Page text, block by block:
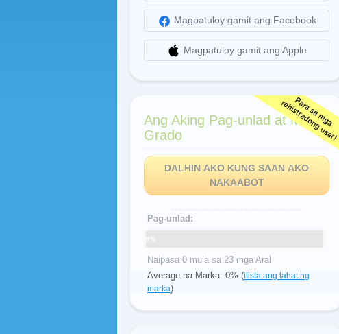
Magpatuloy gamit ang Facebook
Magpatuloy gamit ang Apple
Ang Aking Pag-unlad at Mga
Grado
DALHIN AKO KUNG SAAN AKO
NAKAABOT
Pag-unlad:
0%
Naipasa 0 mula sa 23 mga Aral
Average na Marka: 0% (ilista ang lahat ng
marka)